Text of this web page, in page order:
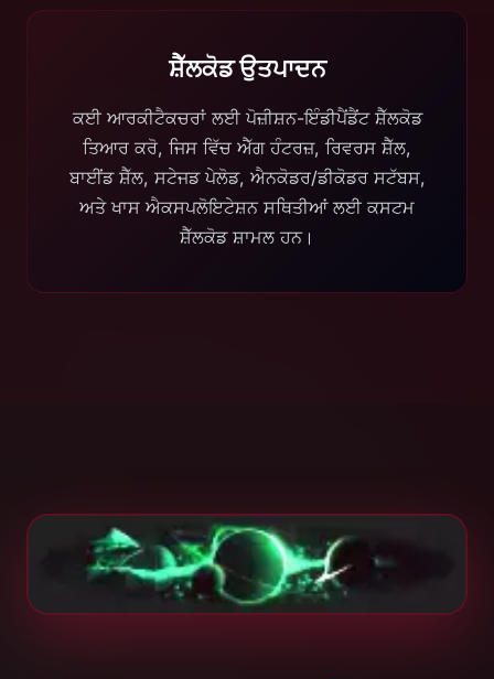
ਸ਼ੈੱਲਕੋਡ ਉਤਪਾਦਨ
ਕਈ ਆਰਕੀਟੈਕਚਰਾਂ ਲਈ ਪੋਜ਼ੀਸ਼ਨ-ਇੰਡੀਪੈਂਡੈਂਟ ਸ਼ੈੱਲਕੋਡ
ਤਿਆਰ ਕਰੋ, ਜਿਸ ਵਿੱਚ ਐੱਗ ਹੰਟਰਜ਼, ਰਿਵਰਸ ਸ਼ੈੱਲ,
ਬਾਈਂਡ ਸ਼ੈੱਲ, ਸਟੇਜਡ ਪੇਲੋਡ, ਐਨਕੋਡਰ/ਡੀਕੋਡਰ ਸਟੱਬਸ,
ਅਤੇ ਖਾਸ ਐਕਸਪਲੋਇਟੇਸ਼ਨ ਸਥਿਤੀਆਂ ਲਈ ਕਸਟਮ
ਸ਼ੈੱਲਕੋਡ ਸ਼ਾਮਲ ਹਨ।